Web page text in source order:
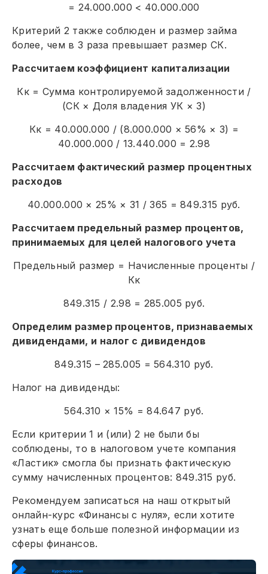
= 24.000.000 < 40.000.000
Критерий 2 также соблюден и размер займа
более, чем в 3 раза превышает размер СК.
Рассчитаем коэффициент капитализации
Кк = Сумма контролируемой задолженности /
(СК × Доля владения УК × 3)
Кк = 40.000.000 / (8.000.000 × 56% × 3) =
40.000.000 / 13.440.000 = 2.98
Рассчитаем фактический размер процентных
расходов
40.000.000 × 25% × 31 / 365 = 849.315 руб.
Рассчитаем предельный размер процентов,
принимаемых для целей налогового учета
Предельный размер = Начисленные проценты /
Кк
849.315 / 2.98 = 285.005 руб.
Определим размер процентов, признаваемых
дивидендами, и налог с дивидендов
849.315 – 285.005 = 564.310 руб.
Налог на дивиденды:
564.310 × 15% = 84.647 руб.
Если критерии 1 и (или) 2 не были бы
соблюдены, то в налоговом учете компания
«Ластик» смогла бы признать фактическую
сумму начисленных процентов: 849.315 руб.
Рекомендуем записаться на наш открытый
онлайн-курс «Финансы с нуля», если хотите
узнать еще больше полезной информации из
сферы финансов.